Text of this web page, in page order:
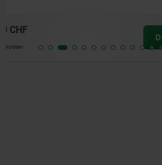
ab
zzgl. Versandkosten